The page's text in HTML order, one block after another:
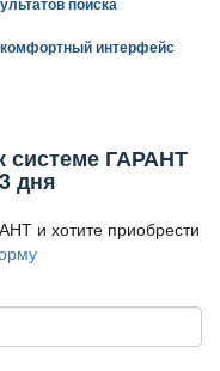
интерфейс
системе ГАРАНТ
дня
и хотите приобрести